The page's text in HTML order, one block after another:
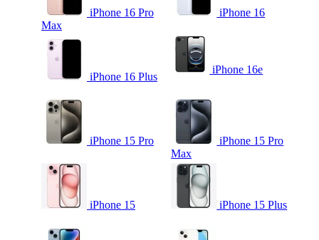
iPhone 16 Pro
Max
iPhone 16
iPhone 16 Plus
iPhone 16e
iPhone 15 Pro
iPhone 15 Pro
Max
iPhone 15 iPhone 15 Plus